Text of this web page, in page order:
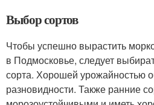
Выбор сортов
Чтобы успешно вырастить
в Подмосковье, следует
сорта. Хорошей урожайностью
разновидности. Также ранние